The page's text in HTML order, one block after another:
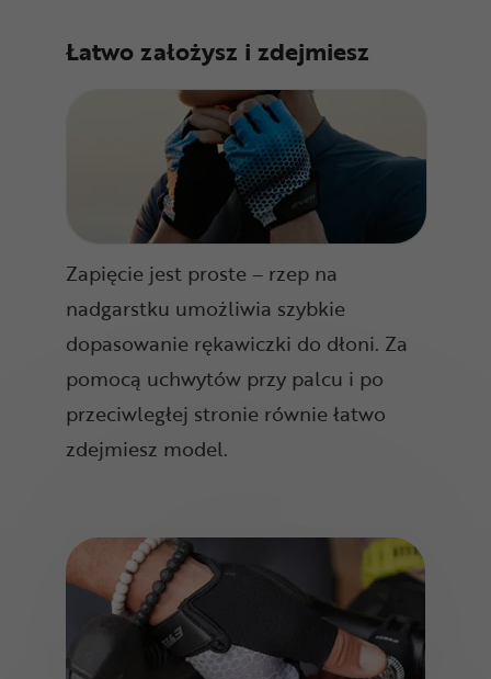
Łatwo założysz i zdejmiesz
Zapięcie jest proste – rzep na
nadgarstku umożliwia szybkie
dopasowanie rękawiczki do dłoni. Za
pomocą uchwytów przy palcu i po
przeciwległej stronie równie łatwo
zdejmiesz model.